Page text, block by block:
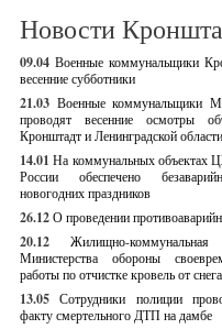
Новости
09.04 Военные коммунальщики
весенние субботники
21.03 Военные коммунальщики
проводят весенние осмотры
Кронштадт и Ленинградской области
14.01 На коммунальных
России обеспечено
новогодних праздников
26.12О проведении
20.12
Жилищно-
Министерства обороны
работы по отчистке кровель от
13.05 Сотрудники полиции
факту смертельного ДТП на дамбе